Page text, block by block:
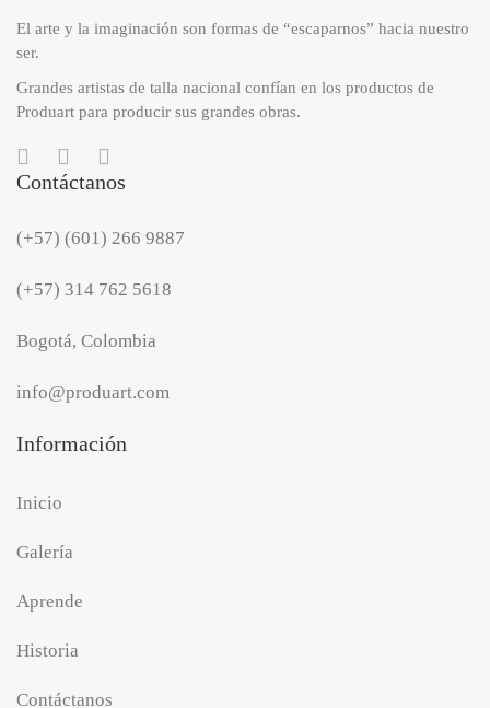
El arte y la imaginación son formas de “escaparnos” hacia nuestro
ser.
Grandes artistas de talla nacional confían en los productos de
Produart para producir sus grandes obras.
Contáctanos
(+57) (601) 266 9887
(+57) 314 762 5618
Bogotá, Colombia
info@produart.com
Información
Inicio
Galería
Aprende
Historia
Contáctanos